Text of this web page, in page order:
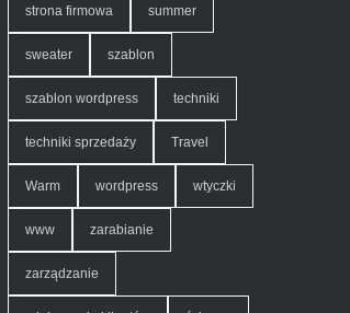
strona firmowa summer
sweater szablon
szablon wordpress techniki
techniki sprzedaży Travel
Warm wordpress wtyczki
www zarabianie
zarządzanie